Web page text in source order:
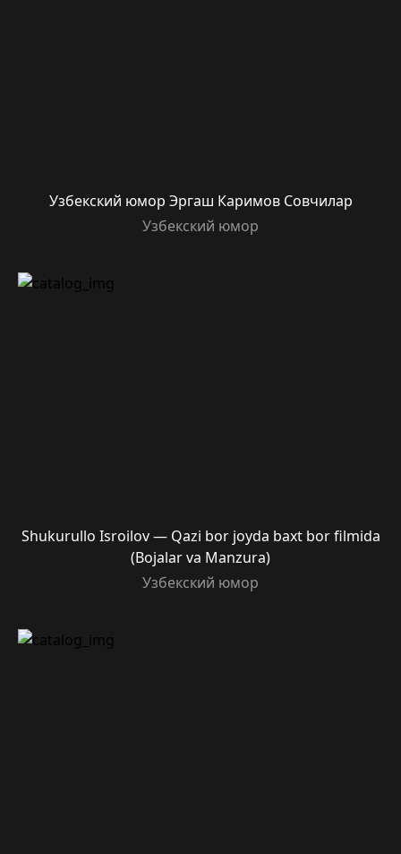
Узбекский юмор Эргаш Каримов Совчилар
Узбекский юмор
Shukurullo Isroilov — Qazi bor joyda baxt bor filmida
(Bojalar va Manzura)
Узбекский юмор